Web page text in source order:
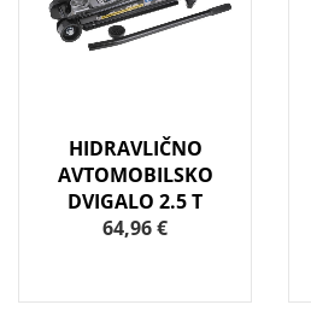
HIDRAVLIČNO
AVTOMOBILSKO
DVIGALO 2.5 T
64,96 €